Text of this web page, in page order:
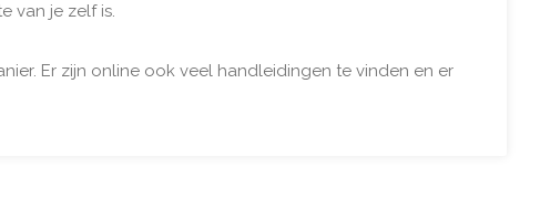
van je zelf is.
Er zijn online ook veel handleidingen te vinden en er